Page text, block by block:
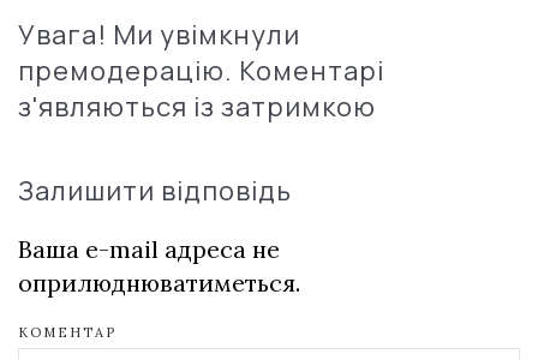
Увага! Ми увімкнули
премодерацію. Коментарі
з'являються із затримкою
Залишити відповідь
Ваша e-mail адреса не
оприлюднюватиметься.
КОМЕНТАР